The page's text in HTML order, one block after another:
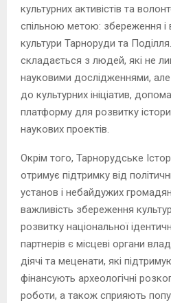
культурних активістів та
спільною метою: збереження і
культури Тарноруди та
складається з людей, які не
науковими дослідженнями,
до культурних ініціатив,
платформу для розвитку
наукових проектів.
Окрім того, Тарнорудське
отримує підтримку від
установ і небайдужих
важливість збереження
розвитку національної
партнерів є місцеві органи
діячі та меценати, які
фінансують археологічні
роботи, а також сприяють